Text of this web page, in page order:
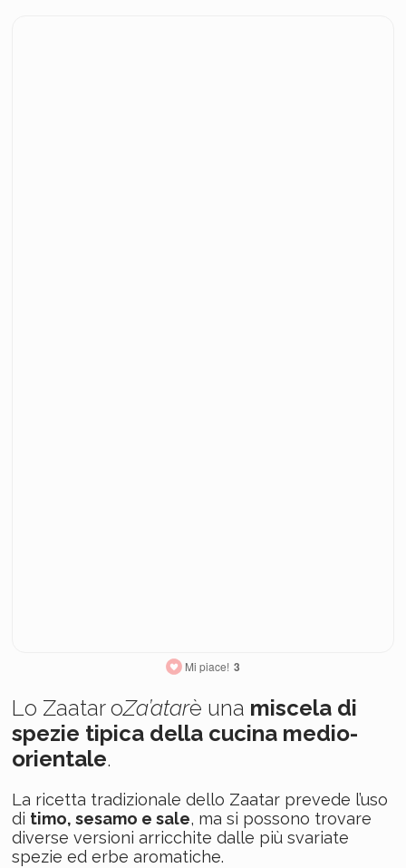
Mi piace! 3
Lo Zaatar oZa’atarè una miscela di
spezie tipica della cucina medio-
orientale.
La ricetta tradizionale dello Zaatar prevede l’uso
di timo, sesamo e sale, ma si possono trovare
diverse versioni arricchite dalle più svariate
spezie ed erbe aromatiche.